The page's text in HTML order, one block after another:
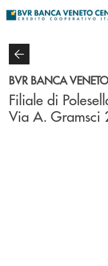
BVR BANCA
Filiale di
Via A. Gramsci